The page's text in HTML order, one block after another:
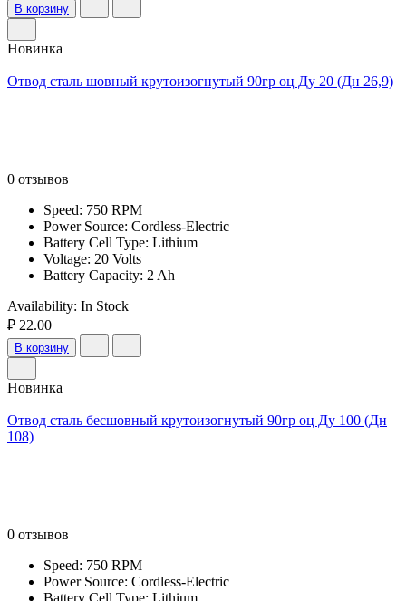
В корзину
Новинка
Отвод сталь шовный крутоизогнутый 90гр оц Ду 20 (Дн 26,9)
0 отзывов
Speed: 750 RPM
Power Source: Cordless-Electric
Battery Cell Type: Lithium
Voltage: 20 Volts
Battery Capacity: 2 Ah
Availability: In Stock
₽ 22.00
В корзину
Новинка
Отвод сталь бесшовный крутоизогнутый 90гр оц Ду 100 (Дн
108)
0 отзывов
Speed: 750 RPM
Power Source: Cordless-Electric
Battery Cell Type: Lithium